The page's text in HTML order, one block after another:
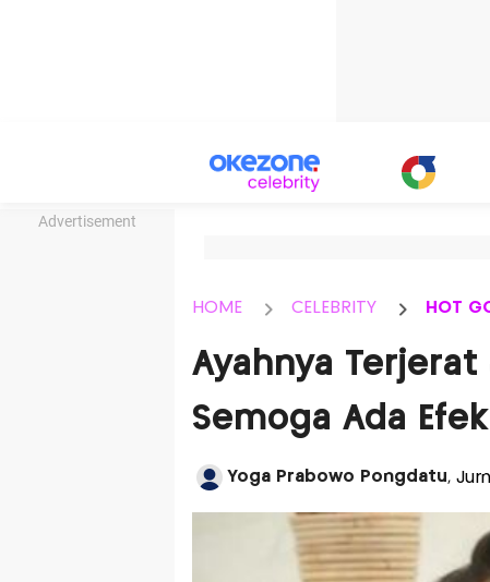
Advertisement
HOME CELEBRITY HOT
Ayahnya Terjerat
Semoga Ada
Yoga Prabowo Pongdatu,